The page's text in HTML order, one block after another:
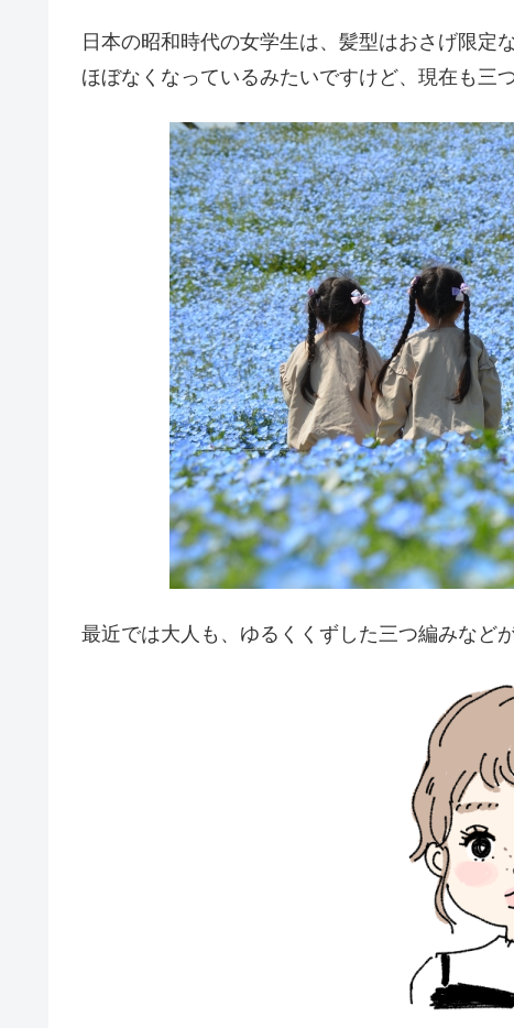
日本の昭和時代の女学生は、髪型はおさげ限定
ほぼなくなっているみたいですけど、現在も三
最近では大人も、ゆるくくずした三つ編みなど